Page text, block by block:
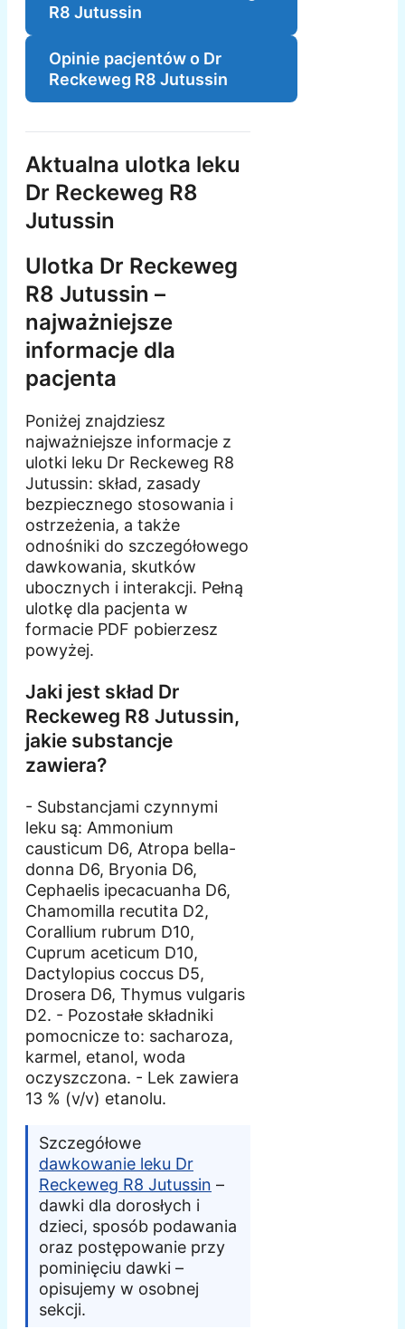
R8 Jutussin
Opinie pacjentów o Dr
Reckeweg R8 Jutussin
Aktualna ulotka leku
Dr Reckeweg R8
Jutussin
Ulotka Dr Reckeweg
R8 Jutussin –
najważniejsze
informacje dla
pacjenta
Poniżej znajdziesz
najważniejsze informacje z
ulotki leku Dr Reckeweg R8
Jutussin: skład, zasady
bezpiecznego stosowania i
ostrzeżenia, a także
odnośniki do szczegółowego
dawkowania, skutków
ubocznych i interakcji. Pełną
ulotkę dla pacjenta w
formacie PDF pobierzesz
powyżej.
Jaki jest skład Dr
Reckeweg R8 Jutussin,
jakie substancje
zawiera?
- Substancjami czynnymi
leku są: Ammonium
causticum D6, Atropa bella-
donna D6, Bryonia D6,
Cephaelis ipecacuanha D6,
Chamomilla recutita D2,
Corallium rubrum D10,
Cuprum aceticum D10,
Dactylopius coccus D5,
Drosera D6, Thymus vulgaris
D2. - Pozostałe składniki
pomocnicze to: sacharoza,
karmel, etanol, woda
oczyszczona. - Lek zawiera
13 % (v/v) etanolu.
Szczegółowe
dawkowanie leku Dr
Reckeweg R8 Jutussin –
dawki dla dorosłych i
dzieci, sposób podawania
oraz postępowanie przy
pominięciu dawki –
opisujemy w osobnej
sekcji.